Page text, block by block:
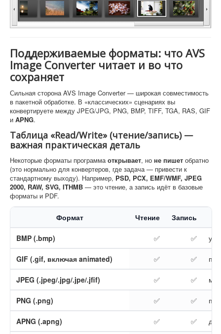
Поддерживаемые форматы: что AVS
Image Converter читает и во что
сохраняет
Сильная сторона AVS Image Converter — широкая совместимость
в пакетной обработке. В «классических» сценариях вы
конвертируете между JPEG/JPG, PNG, BMP, TIFF, TGA, RAS, GIF
и APNG.
Таблица «Read/Write» (чтение/запись) —
важная практическая деталь
Некоторые форматы программа открывает, но не пишет обратно
(это нормально для конвертеров, где задача — привести к
стандартному выходу). Например, PSD, PCX, EMF/WMF, JPEG
2000, RAW, SVG, ITHMB — это чтение, а запись идёт в базовые
форматы и PDF.
Формат Чтение Запись
BMP (.bmp) ✅ ✅
GIF (.gif, включая animated) ✅ ✅
JPEG (.jpeg/.jpg/.jpe/.jfif) ✅ ✅
PNG (.png) ✅ ✅
APNG (.apng) ✅ ✅